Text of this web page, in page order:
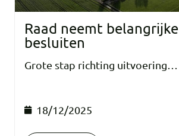
Raad neemt belangrijke
besluiten
Grote stap richting uitvoering…
18/12/2025